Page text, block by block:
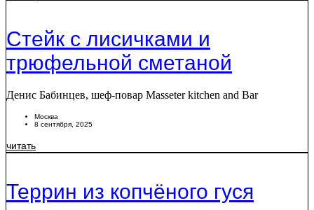
Стейк с лисичками и
трюфельной сметаной
Денис Бабинцев, шеф-повар Masseter kitchen and Bar
Москва
8 сентября, 2025
читать
Террин из копчёного гуся